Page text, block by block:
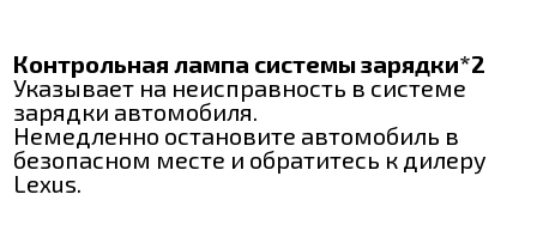
Контрольная лампа системы зарядки*2
Указывает на неисправность в системе
зарядки автомобиля.
Немедленно остановите автомобиль в
безопасном месте и обратитесь к дилеру
Lexus.